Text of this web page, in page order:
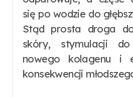
się po wodzie do
Stąd prosta droga
skóry, stymulacji do
nowego kolagenu i
konsekwencji